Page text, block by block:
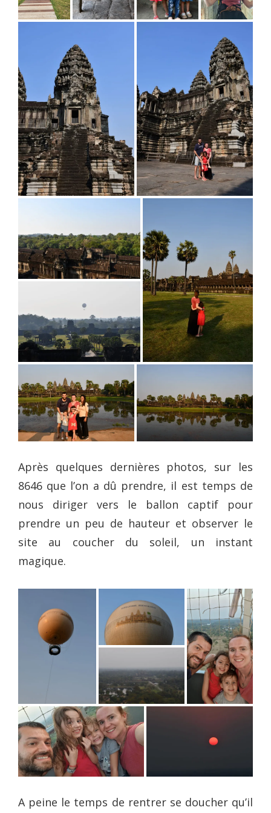
Après quelques dernières photos, sur les
8646 que l’on a dû prendre, il est temps de
nous diriger vers le ballon captif pour
prendre un peu de hauteur et observer le
site au coucher du soleil, un instant
magique.
A peine le temps de rentrer se doucher qu’il